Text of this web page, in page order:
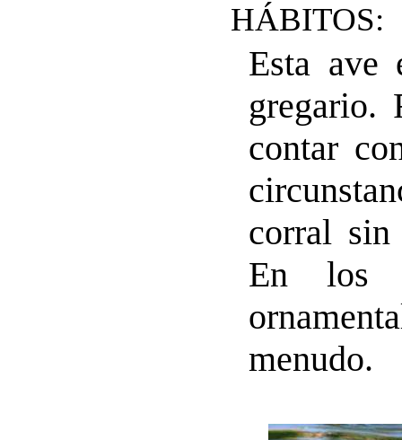
HÁBITOS:
Esta ave
gregario.
contar
corral sin
En los
menudo.